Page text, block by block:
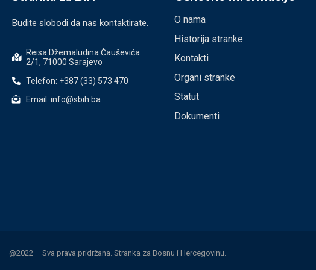
Budite slobodi da nas kontaktirate.
Reisa Džemaludina Čauševića
2/1, 71000 Sarajevo
Telefon: +387 (33) 573 470
Email: info@sbih.ba
O nama
Historija stranke
Kontakti
Organi stranke
Statut
Dokumenti
@2022 – Sva prava pridržana. Stranka za Bosnu i Hercegovinu.